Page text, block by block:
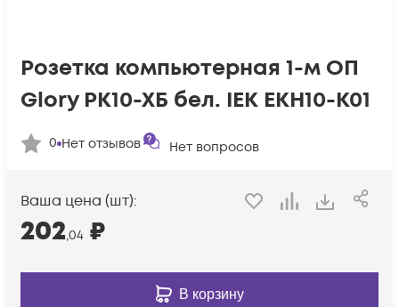
Розетка компьютерная 1-м ОП
Glory РК10-ХБ бел. IEK EKH10-K01
0 Нет отзывов Нет вопросов
Ваша цена (шт):
202,04 ₽
В корзину